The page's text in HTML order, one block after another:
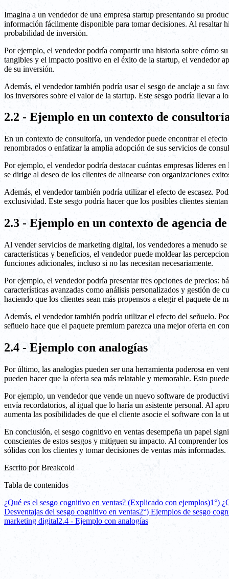
Imagina a un vendedor de una empresa startup presentando su
información fácilmente disponible para tomar decisiones. Al resaltar
probabilidad de inversión.
Por ejemplo, el vendedor podría compartir una historia sobre cómo
tangibles y el impacto positivo en el éxito de la startup, el vendedor
de su inversión.
Además, el vendedor también podría usar el sesgo de anclaje a su
los inversores sobre el valor de la startup. Este sesgo podría llevar a
2.2 - Ejemplo en un contexto de
En un contexto de consultoría, un vendedor puede encontrar el
renombrados o enfatizar la amplia adopción de sus servicios de
Por ejemplo, el vendedor podría destacar cuántas empresas líderes
se dirige al deseo de los clientes de alinearse con organizaciones
Además, el vendedor también podría utilizar el efecto de escasez.
exclusividad. Este sesgo podría hacer que los posibles clientes
2.3 - Ejemplo en un contexto de agencia
Al vender servicios de marketing digital, los vendedores a menudo
características y beneficios, el vendedor puede moldear las
funciones adicionales, incluso si no las necesitan necesariamente.
Por ejemplo, el vendedor podría presentar tres opciones de precios:
características avanzadas como análisis personalizados y gestión de
haciendo que los clientes sean más propensos a elegir el paquete
Además, el vendedor también podría utilizar el efecto del señuelo.
señuelo hace que el paquete premium parezca una mejor oferta en
2.4 - Ejemplo con analogías
Por último, las analogías pueden ser una herramienta poderosa en
pueden hacer que la oferta sea más relatable y memorable. Esto
Por ejemplo, un vendedor que vende un nuevo software de
envía recordatorios, al igual que lo haría un asistente personal. Al
aumenta las posibilidades de que el cliente asocie el software con la
En conclusión, el sesgo cognitivo en ventas desempeña un papel
conscientes de estos sesgos y mitiguen su impacto. Al comprender
sólidas con los clientes y tomar decisiones de ventas más informadas.
Escrito por Breakcold
Tabla de contenidos
¿Qué es el sesgo cognitivo en ventas? (Explicado con ejemplos)1°)
Desventajas del sesgo cognitivo en ventas2°) Ejemplos de sesgo
marketing digital2.4 - Ejemplo con analogías